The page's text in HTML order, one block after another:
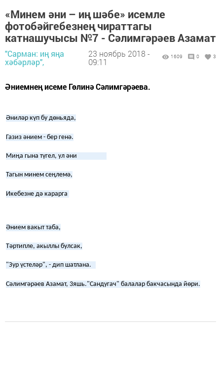
«Минем әни – иң шәбе» исемле
фотобәйгебезнең чираттагы
катнашучысы №7 - Сәлимгәрәев Азамат
"Сарман: иң яңа
хәбәрләр",
23 ноябрь 2018 -
09:11
1609 0 3
Әниемнең исеме Гөлинә Сәлимгәрәева.
Әниләр күп бу дөньяда,
Газиз әнием - бер генә.
Миңа гына түгел, ул әни
Тагын минем сеңлемә,
Икебезне дә карарга
Әнием вакыт таба,
Тәртипле, акыллы булсак,
"Зур үстеләр", - дип шатлана.
Сәлимгәрәев Азамат, 3яшь."Сандугач" балалар бакчасында йөри.